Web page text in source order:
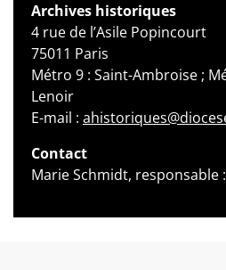
Archives historiques
4 rue de l’Asile Popincourt
75011 Paris
Métro 9 : Saint-Ambroise ;
Lenoir
E-mail :
Contact
Marie Schmidt, responsable